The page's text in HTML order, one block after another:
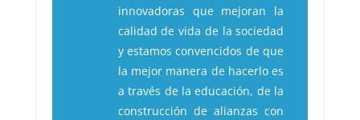
innovadoras que mejoran la
calidad de vida de la sociedad
y estamos convencidos de que
la mejor manera de hacerlo es
a través de la educación, de la
construcción de alianzas con